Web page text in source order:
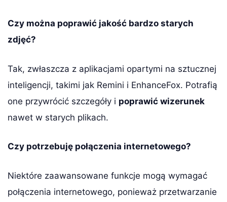
Czy można poprawić jakość bardzo starych
zdjęć?
Tak, zwłaszcza z aplikacjami opartymi na sztucznej
inteligencji, takimi jak Remini i EnhanceFox. Potrafią
one przywrócić szczegóły i poprawić wizerunek
nawet w starych plikach.
Czy potrzebuję połączenia internetowego?
Niektóre zaawansowane funkcje mogą wymagać
połączenia internetowego, ponieważ przetwarzanie